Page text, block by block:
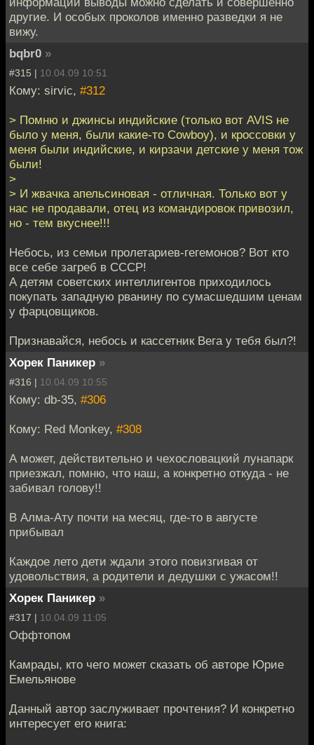
другие. И особых проколов именно разведки я не
вижу.
bqbr0 »
#315 | 10.04.09 10:51
Кому: sirvic, #312
> Помню и джинсы индийские (только вот AVIS не
было у меня, были какие-то Cowboy), и кроссовки у
меня были индийские, и кирзачи детские у меня тож
были!
>
> И жвачка апельсиновая - отличная. Только вот у
нас не продавали, отец из командировок привозил,
но - тем вкуснее!!!
Небось, из семьи пролетариев-гегемонов? Вот кто
все себе загреб в СССР!
А детям советских интеллигентов приходилось
покупать западную рванину по сумасшедшим ценам
у фарцовщиков.
Признавайся, небось и кассетник Вега у тебя был?!
Хорек Паникер »
#316 | 10.04.09 10:55
Кому: db-35, #306
Кому: Red Monkey, #308
А может, действительно и чехословацкий лунапарк
приезжал, помню, что наш, а конкретно откуда - не
забивал голову!!
В Алма-Ату почти на месяц, где-то в августе
прибывал
Каждое лето дети ждали этого повизгивая от
удовольствия, а родители и дедушки с ужасом!!
Хорек Паникер »
#317 | 10.04.09 11:05
Оффтопом
Камрады, кто чего может сказать об авторе Юрие
Емельянове
Данный автор заслуживает прочтения? И конкретно
интересует его книга: